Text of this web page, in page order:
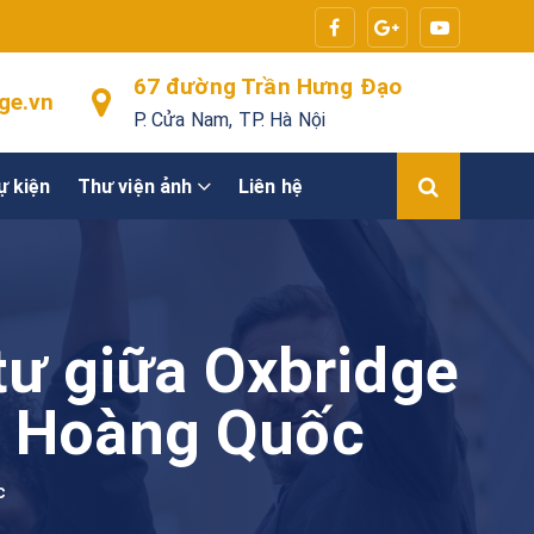
67 đường Trần Hưng Đạo
P. Cửa Nam, TP. Hà Nội
kiện Thư viện ảnh Liên hệ
giữa Oxbridge
Quốc